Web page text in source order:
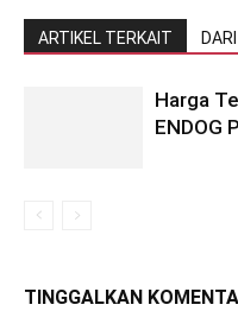
ARTIKEL TERKAIT
Harga
ENDOG
TINGGALKAN